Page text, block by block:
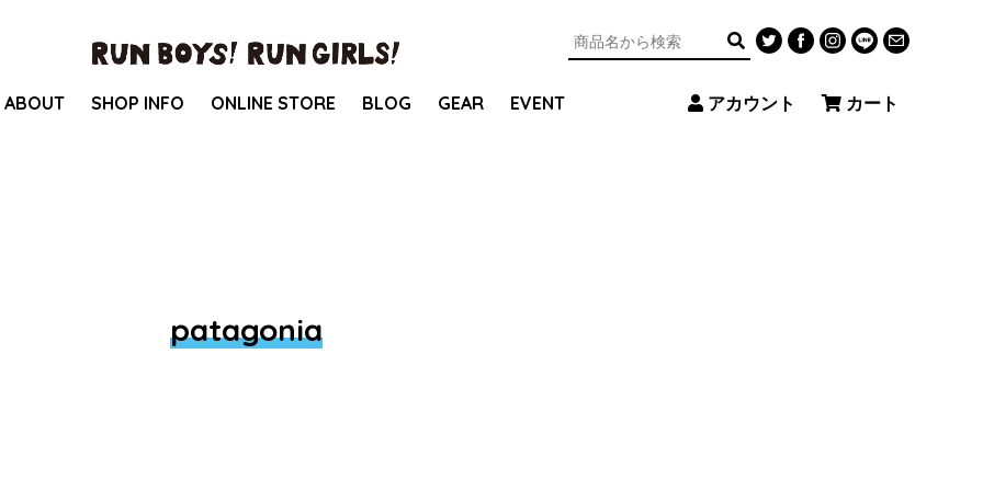
ABOUT SHOP INFO ONLINE STORE BLOG GEAR EVENT アカウント カート
patagonia